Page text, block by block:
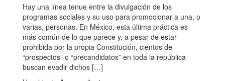
Hay una línea tenue entre la divulgación de los
programas sociales y su uso para promocionar a una, o
varias, personas. En México, esta última práctica es
más común de lo que parece y, a pesar de estar
prohibida por la propia Constitución, cientos de
“prospectos” o “precandidatos” en toda la república
buscan evadir dichos […]